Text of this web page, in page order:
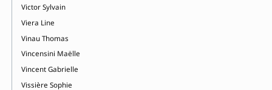
Victor Sylvain
Viera Line
Vinau Thomas
Vincensini Maëlle
Vincent Gabrielle
Vissière Sophie